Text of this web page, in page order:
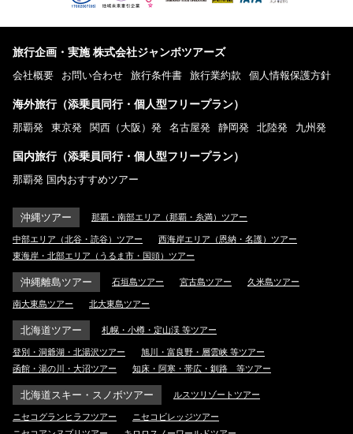
旅行企画・実施 株式会社ジャンボツアーズ
会社概要 お問い合わせ 旅行条件書 旅行業約款 個人情報保護方針
海外旅行（添乗員同行・個人型フリープラン）
那覇発 東京発 関西（大阪）発 名古屋発 静岡発 北陸発 九州発
国内旅行（添乗員同行・個人型フリープラン）
那覇発 国内おすすめツアー
沖縄ツアー 那覇・南部エリア（那覇・糸満）ツアー
中部エリア（北谷・読谷）ツアー
西海岸エリア（恩納・名護）ツアー
東海岸・北部エリア（うるま市・国頭）ツアー
沖縄離島ツアー 石垣島ツアー 宮古島ツアー 久米島ツアー
南大東島ツアー 北大東島ツアー
北海道ツアー 札幌・小樽・定山渓 等ツアー
登別・洞爺湖・北湯沢ツアー
旭川・富良野・層雲峡 等ツアー
函館・湯の川・大沼ツアー
知床・阿寒・帯広・釧路 等ツアー
北海道スキー・スノボツアー ルスツリゾートツアー
ニセコグランヒラフツアー
ニセコビレッジツアー